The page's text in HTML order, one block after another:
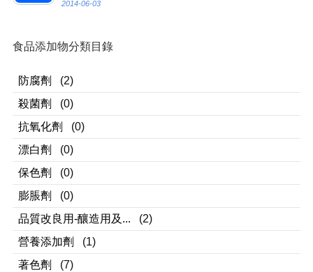
2014-06-03
食品添加物分類目錄
防腐劑
(2)
殺菌劑
(0)
抗氧化劑
(0)
漂白劑
(0)
保色劑
(0)
膨脹劑
(0)
品質改良用-釀造用及...
(2)
營養添加劑
(1)
著色劑
(7)